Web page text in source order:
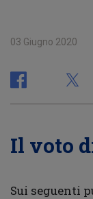
03 Giugno 2020
Il voto
Sui seguenti